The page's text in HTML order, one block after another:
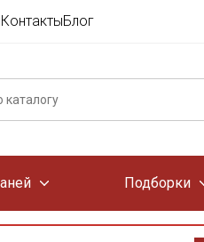
КонтактыБлог
Подборки